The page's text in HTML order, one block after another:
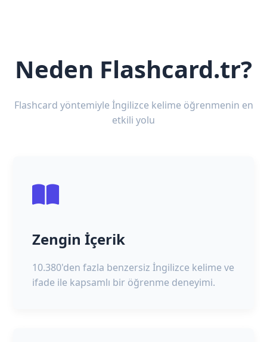
Neden Flashcard.tr?
Flashcard yöntemiyle İngilizce kelime öğrenmenin en
etkili yolu
Zengin İçerik
10.380'den fazla benzersiz İngilizce kelime ve
ifade ile kapsamlı bir öğrenme deneyimi.